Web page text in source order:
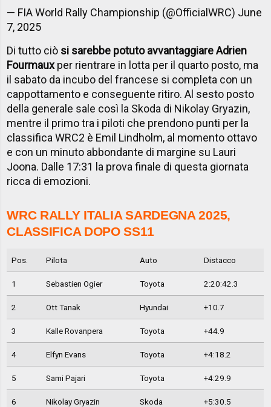
— FIA World Rally Championship (@OfficialWRC) June
7, 2025
Di tutto ciò si sarebbe potuto avvantaggiare Adrien
Fourmauxper rientrare in lotta per il quarto posto, ma
il sabato da incubo del francese si completa con un
cappottamento e conseguente ritiro. Al sesto posto
della generale sale così la Skoda di Nikolay Gryazin,
mentre il primo tra i piloti che prendono punti per la
classifica WRC2 è Emil Lindholm, al momento ottavo
e con un minuto abbondante di margine su Lauri
Joona. Dalle 17:31 la prova finale di questa giornata
ricca di emozioni.
WRC RALLY ITALIA SARDEGNA 2025,
CLASSIFICA DOPO SS11
Pos. Pilota Auto Distacco
1 Sebastien Ogier Toyota 2:20:42.3
2 Ott Tanak Hyundai +10.7
3 Kalle Rovanpera Toyota +44.9
4 Elfyn Evans Toyota +4:18.2
5 Sami Pajari Toyota +4:29.9
6 Nikolay Gryazin Skoda +5:30.5